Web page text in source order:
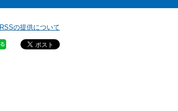
RSSの提供について